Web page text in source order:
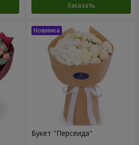
Заказать
Букет "Персеида"